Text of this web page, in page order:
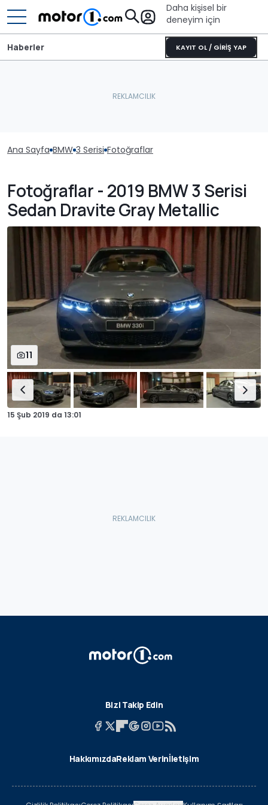
Daha kişisel bir
deneyim için
KAYIT OL / GİRİŞ YAP
Haberler
Ana Sayfa BMW 3 Serisi Fotoğraflar
Fotoğraflar - 2019 BMW 3 Serisi
Sedan Dravite Gray Metallic
11
15 Şub 2019 da 13:01
Bizi Takip Edin
HakkımızdaReklam Verinİletişim